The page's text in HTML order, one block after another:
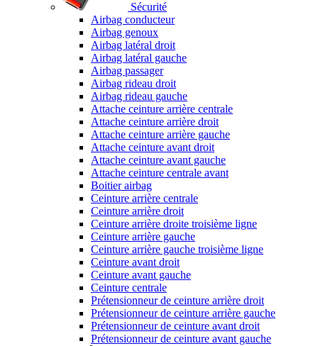
Sécurité
Airbag conducteur
Airbag genoux
Airbag latéral droit
Airbag latéral gauche
Airbag passager
Airbag rideau droit
Airbag rideau gauche
Attache ceinture arrière centrale
Attache ceinture arrière droit
Attache ceinture arrière gauche
Attache ceinture avant droit
Attache ceinture avant gauche
Attache ceinture centrale avant
Boitier airbag
Ceinture arrière centrale
Ceinture arrière droit
Ceinture arrière droite troisième ligne
Ceinture arrière gauche
Ceinture arrière gauche troisième ligne
Ceinture avant droit
Ceinture avant gauche
Ceinture centrale
Prétensionneur de ceinture arrière droit
Prétensionneur de ceinture arrière gauche
Prétensionneur de ceinture avant droit
Prétensionneur de ceinture avant gauche